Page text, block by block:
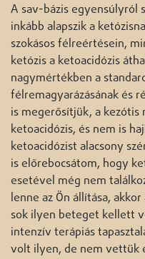
A sav-bázis egyensúlyról
inkább alapszik a
szokásos félreértésein,
ketózis a ketoacidózis
nagymértékben a
félremagyarázásának és
is megerősítjük, a kezótis
ketoacidózis, és nem is
ketoacidózist alacsony
is előrebocsátom, hogy
esetével még nem
lenne az Ön állítása,
sok ilyen beteget kellett
intenzív terápiás
volt ilyen, de nem vettük